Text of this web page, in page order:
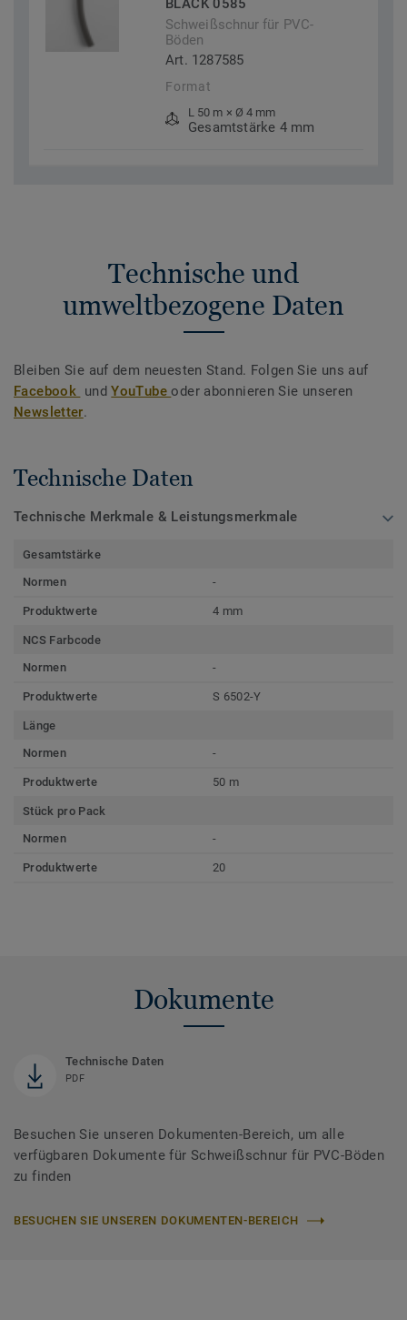
BLACK 0585
Schweißschnur für PVC-
Böden
Art. 1287585
Format
L 50 m × Ø 4 mm
Gesamtstärke 4 mm
Technische und
umweltbezogene Daten
Bleiben Sie auf dem neuesten Stand. Folgen Sie uns auf
Facebook undYouTubeoder abonnieren Sie unseren
Newsletter.
Technische Daten
Technische Merkmale & Leistungsmerkmale
Gesamtstärke
Normen
-
Produktwerte 4 mm
NCS Farbcode
Normen
-
Produktwerte S 6502-Y
Länge
Normen
-
Produktwerte 50 m
Stück pro Pack
Normen
-
Produktwerte 20
Dokumente
Technische Daten
PDF
Besuchen Sie unseren Dokumenten-Bereich, um alle
verfügbaren Dokumente für Schweißschnur für PVC-Böden
zu finden
BESUCHEN SIE UNSEREN DOKUMENTEN-BEREICH